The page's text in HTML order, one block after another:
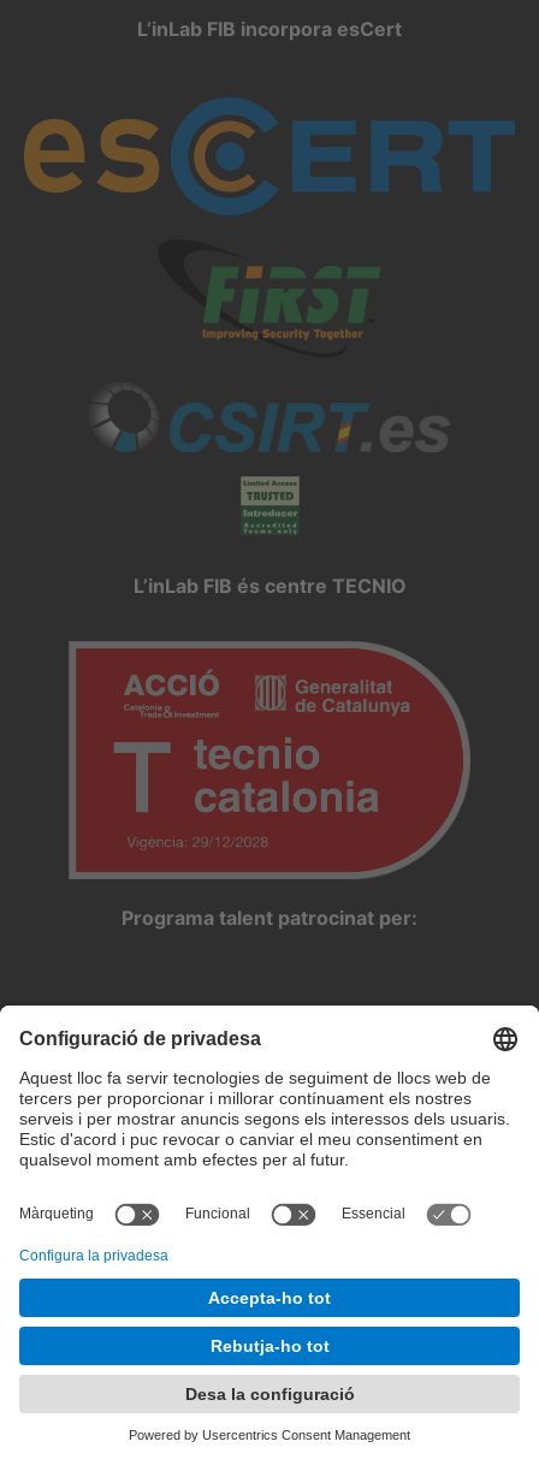
L’inLab FIB incorpora esCert
L’inLab FIB és centre TECNIO
Programa talent patrocinat per:
Configuració de privadesa
Condicions d’ús